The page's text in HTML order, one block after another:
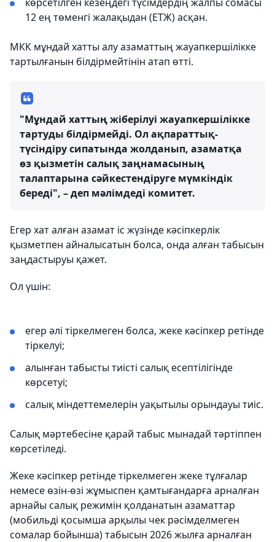
12 ең төменгі жалақыдан (ЕТЖ) асқан.
МКК мұндай хатты алу азаматтың жауапкершілікке
тартылғанын білдірмейтінін атап өтті.
"Мұндай хаттың жіберілуі жауапкершілікке
тартуды білдірмейді. Ол ақпараттық-
түсіндіру сипатында жолданып, азаматқа
өз қызметін салық заңнамасының
талаптарына сәйкестендіруге мүмкіндік
береді", – деп мәлімдеді комитет.
Егер хат алған азамат іс жүзінде кәсіпкерлік
қызметпен айналысатын болса, онда алған табысын
заңдастыруы қажет.
Ол үшін:
егер әлі тіркелмеген болса, жеке кәсіпкер ретінде
тіркелуі;
алынған табысты тиісті салық есептілігінде
көрсетуі;
салық міндеттемелерін уақытылы орындауы тиіс.
Салық мәртебесіне қарай табыс мынадай тәртіппен
көрсетіледі.
Жеке кәсіпкер ретінде тіркелмеген жеке тұлғалар
немесе өзін-өзі жұмыспен қамтығандарға арналған
арнайы салық режимін қолданатын азаматтар
(мобильді қосымша арқылы чек рәсімделмеген
сомалар бойынша) табысын 2026 жылға арналған